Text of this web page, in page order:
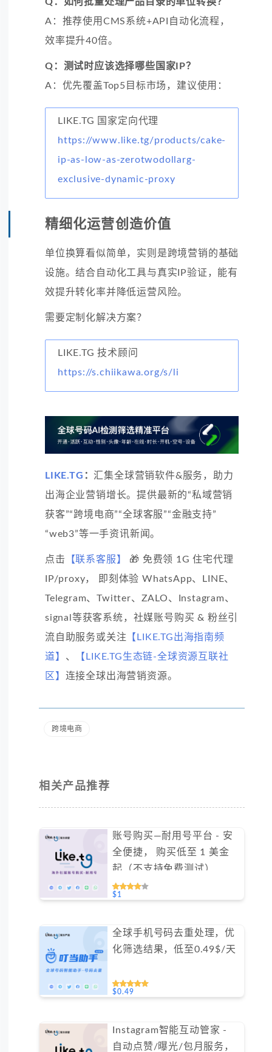
A：推荐使用CMS系统+API自动化流程，
效率提升40倍。
Q：测试时应该选择哪些国家IP？
A：优先覆盖Top5目标市场，建议使用：
LIKE.TG 国家定向代理
https://www.like.tg/products/cake-
ip-as-low-as-zerotwodollarg-
exclusive-dynamic-proxy
精细化运营创造价值
单位换算看似简单，实则是跨境营销的基础
设施。结合自动化工具与真实IP验证，能有
效提升转化率并降低运营风险。
需要定制化解决方案？
LIKE.TG 技术顾问
https://s.chiikawa.org/s/li
LIKE.TG ： 汇集全球营销软件&服务，助力
出海企业营销增长。提供最新的“私域营销
获客”“跨境电商”“全球客服”“金融支持”
“web3”等一手资讯新闻。
点击 【联系客服】
🎁 免费领 1G 住宅代理
IP/proxy， 即刻体验 WhatsApp、LINE、
Telegram、Twitter、ZALO、Instagram、
signal等获客系统，社媒账号购买 & 粉丝引
流自助服务或关注 【LIKE.TG出海指南频
道】 、
【LIKE.TG生态链-全球资源互联社
区】 连接全球出海营销资源。
跨境电商
相关产品推荐
账号购买—耐用号平台 - 安
全便捷， 购买低至 1 美金
起（不支持免费测试）
#GN002
$1
全球手机号码去重处理，优
化筛选结果，低至0.49$/天
$0.49
Instagram智能互动管家 -
自动点赞/曝光/包月服务，